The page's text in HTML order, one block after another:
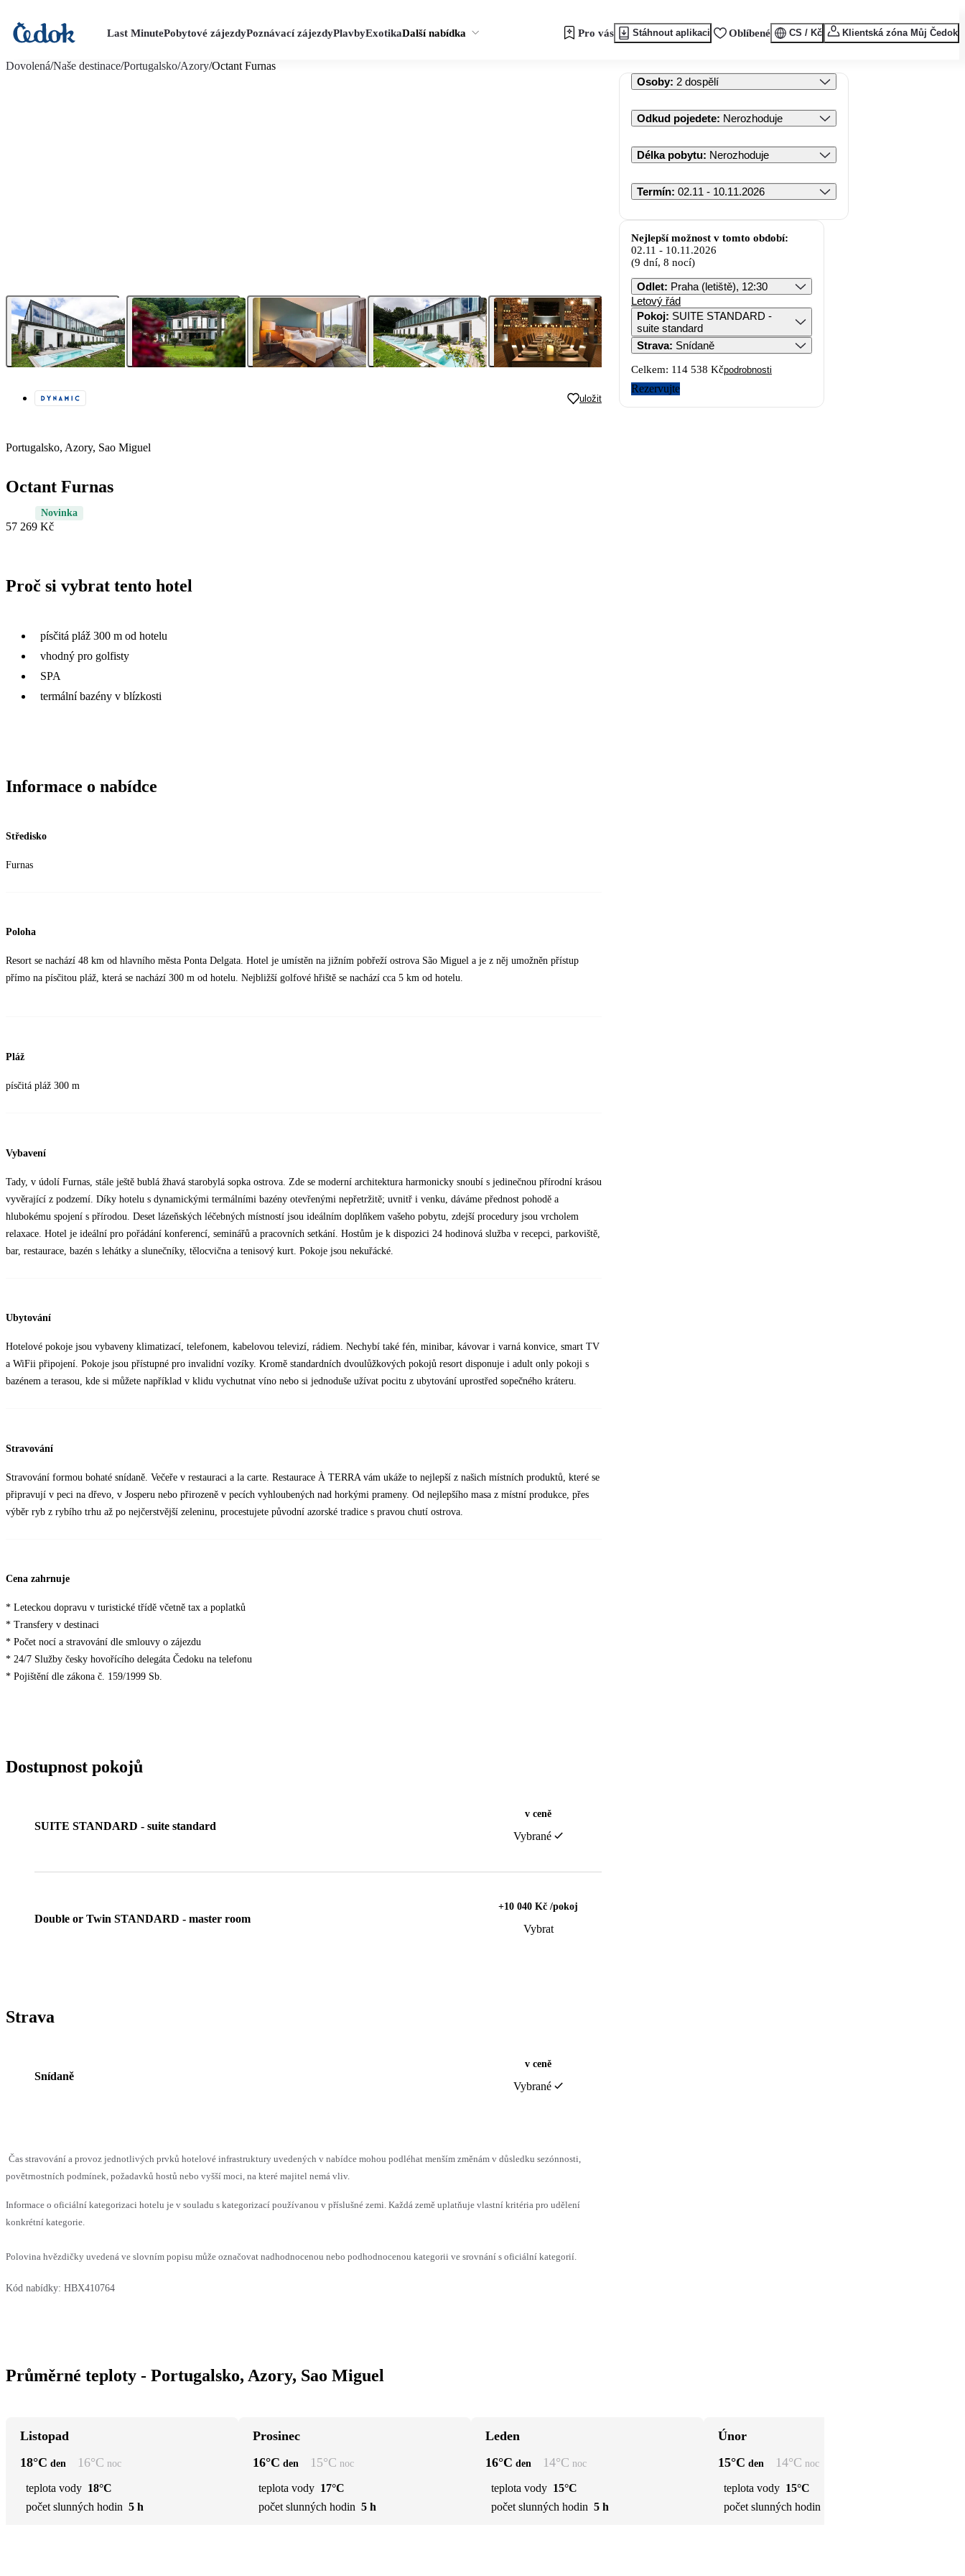
Last MinutePobytové zájezdyPoznávací zájezdyPlavbyExotikaDalší nabídka Pro vás Stáhnout aplikaci Oblíbené CS / Kč Klientská zóna Můj Čedok
Dovolená/Naše destinace/Portugalsko/Azory/Octant Furnas
uložit
Portugalsko, Azory, Sao Miguel
Octant Furnas
Novinka
57 269 Kč
Proč si vybrat tento hotel
písčitá pláž 300 m od hotelu
vhodný pro golfisty
SPA
termální bazény v blízkosti
Informace o nabídce
Středisko
Furnas
Poloha
Resort se nachází 48 km od hlavního města Ponta Delgata. Hotel je umístěn na jižním pobřeží ostrova São Miguel a je z něj umožněn přístup
přímo na písčitou pláž, která se nachází 300 m od hotelu. Nejbližší golfové hřiště se nachází cca 5 km od hotelu.
Pláž
písčitá pláž 300 m
Vybavení
Tady, v údolí Furnas, stále ještě bublá žhavá starobylá sopka ostrova. Zde se moderní architektura harmonicky snoubí s jedinečnou přírodní krásou
vyvěrající z podzemí. Díky hotelu s dynamickými termálními bazény otevřenými nepřetržitě; uvnitř i venku, dáváme přednost pohodě a
hlubokému spojení s přírodou. Deset lázeňských léčebných místností jsou ideálním doplňkem vašeho pobytu, zdejší procedury jsou vrcholem
relaxace. Hotel je ideální pro pořádání konferencí, seminářů a pracovních setkání. Hostům je k dispozici 24 hodinová služba v recepci, parkoviště,
bar, restaurace, bazén s lehátky a slunečníky, tělocvična a tenisový kurt. Pokoje jsou nekuřácké.
Ubytování
Hotelové pokoje jsou vybaveny klimatizací, telefonem, kabelovou televizí, rádiem. Nechybí také fén, minibar, kávovar i varná konvice, smart TV
a WiFii připojení. Pokoje jsou přístupné pro invalidní vozíky. Kromě standardních dvoulůžkových pokojů resort disponuje i adult only pokoji s
bazénem a terasou, kde si můžete například v klidu vychutnat víno nebo si jednoduše užívat pocitu z ubytování uprostřed sopečného kráteru.
Stravování
Stravování formou bohaté snídaně. Večeře v restauraci a la carte. Restaurace À TERRA vám ukáže to nejlepší z našich místních produktů, které se
připravují v peci na dřevo, v Josperu nebo přirozeně v pecích vyhloubených nad horkými prameny. Od nejlepšího masa z místní produkce, přes
výběr ryb z rybího trhu až po nejčerstvější zeleninu, procestujete původní azorské tradice s pravou chutí ostrova.
Cena zahrnuje
* Leteckou dopravu v turistické třídě včetně tax a poplatků
* Transfery v destinaci
* Počet nocí a stravování dle smlouvy o zájezdu
* 24/7 Služby česky hovořícího delegáta Čedoku na telefonu
* Pojištění dle zákona č. 159/1999 Sb.
Dostupnost pokojů
SUITE STANDARD - suite standard
v ceně
Vybrané
Double or Twin STANDARD - master room
+10 040 Kč /pokoj
Vybrat
Strava
Snídaně
v ceně
Vybrané
Čas stravování a provoz jednotlivých prvků hotelové infrastruktury uvedených v nabídce mohou podléhat menším změnám v důsledku sezónnosti,
povětrnostních podmínek, požadavků hostů nebo vyšší moci, na které majitel nemá vliv.
Informace o oficiální kategorizaci hotelu je v souladu s kategorizací používanou v příslušné zemi. Každá země uplatňuje vlastní kritéria pro udělení
konkrétní kategorie.
Polovina hvězdičky uvedená ve slovním popisu může označovat nadhodnocenou nebo podhodnocenou kategorii ve srovnání s oficiální kategorií.
Kód nabídky: HBX410764
Osoby: 2 dospělí
Odkud pojedete: Nerozhoduje
Délka pobytu: Nerozhoduje
Termín: 02.11 - 10.11.2026
Nejlepší možnost v tomto období:
02.11 - 10.11.2026
(9 dní, 8 nocí)
Odlet: Praha (letiště), 12:30
Letový řád
Pokoj: SUITE STANDARD -
suite standard
Strava: Snídaně
Celkem: 114 538 Kčpodrobnosti
Rezervujte
Průměrné teploty - Portugalsko, Azory, Sao Miguel
Listopad
18°C den 16°C noc
teplota vody 18°C
počet slunných hodin 5 h
Prosinec
16°C den 15°C noc
teplota vody 17°C
počet slunných hodin 5 h
Leden
16°C den 14°C noc
teplota vody 15°C
počet slunných hodin 5 h
Únor
15°C den 14°C noc
teplota vody 15°C
počet slunných hodin